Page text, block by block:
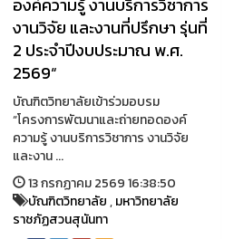
องค์ความรู้ งานบริการวิชาการ
งานวิจัย และงานที่ปรึกษา รุ่นที่
2 ประจำปีงบประมาณ พ.ศ.
2569“
บัณฑิตวิทยาลัยเข้าร่วมอบรม
“โครงการพัฒนาและถ่ายทอดองค์
ความรู้ งานบริการวิชาการ งานวิจัย
และงาน ...
13 กรกฏาคม 2569 16:38:50
บัณฑิตวิทยาลัย,มหาวิทยาลัย
ราชภัฏสวนสุนันทา